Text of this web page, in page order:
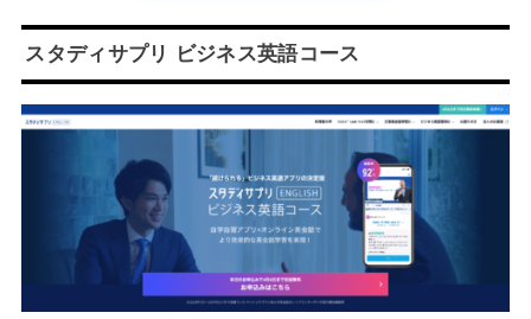
スタディサプリ ビジネス英語コース